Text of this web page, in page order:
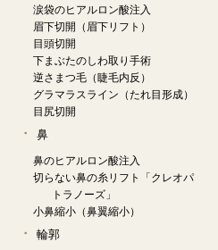
涙袋のヒアルロン酸注入
眉下切開（眉下リフト）
目頭切開
下まぶたのしわ取り手術
逆さまつ毛（睫毛内反）
グラマラスライン（たれ目形成）
目尻切開
鼻
鼻のヒアルロン酸注入
切らない鼻の糸リフト「クレオパ
トラノーズ」
小鼻縮小（鼻翼縮小）
輪郭